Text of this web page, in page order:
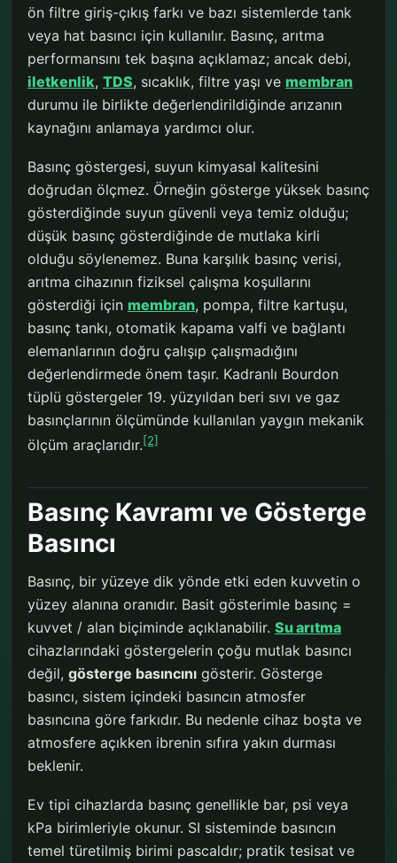
ön filtre giriş-çıkış farkı ve bazı sistemlerde tank
veya hat basıncı için kullanılır. Basınç, arıtma
performansını tek başına açıklamaz; ancak debi,
iletkenlik, TDS, sıcaklık, filtre yaşı ve membran
durumu ile birlikte değerlendirildiğinde arızanın
kaynağını anlamaya yardımcı olur.
Basınç göstergesi, suyun kimyasal kalitesini
doğrudan ölçmez. Örneğin gösterge yüksek basınç
gösterdiğinde suyun güvenli veya temiz olduğu;
düşük basınç gösterdiğinde de mutlaka kirli
olduğu söylenemez. Buna karşılık basınç verisi,
arıtma cihazının fiziksel çalışma koşullarını
gösterdiği için membran, pompa, filtre kartuşu,
basınç tankı, otomatik kapama valfi ve bağlantı
elemanlarının doğru çalışıp çalışmadığını
değerlendirmede önem taşır. Kadranlı Bourdon
tüplü göstergeler 19. yüzyıldan beri sıvı ve gaz
basınçlarının ölçümünde kullanılan yaygın mekanik
ölçüm araçlarıdır.[2]
Basınç Kavramı ve Gösterge
Basıncı
Basınç, bir yüzeye dik yönde etki eden kuvvetin o
yüzey alanına oranıdır. Basit gösterimle basınç =
kuvvet / alan biçiminde açıklanabilir. Su arıtma
cihazlarındaki göstergelerin çoğu mutlak basıncı
değil, gösterge basıncını gösterir. Gösterge
basıncı, sistem içindeki basıncın atmosfer
basıncına göre farkıdır. Bu nedenle cihaz boşta ve
atmosfere açıkken ibrenin sıfıra yakın durması
beklenir.
Ev tipi cihazlarda basınç genellikle bar, psi veya
kPa birimleriyle okunur. SI sisteminde basıncın
temel türetilmiş birimi pascaldır; pratik tesisat ve